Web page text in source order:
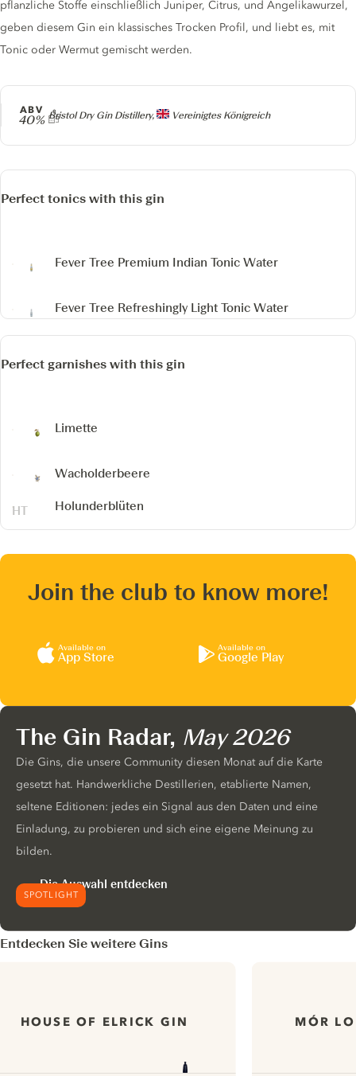
Producer
Bristol Dry Gin Distillery, Vereinigtes Königreich
ABV
40%
pflanzliche Stoffe einschließlich Juniper, Citrus, und Angelikawurzel,
geben diesem Gin ein klassisches Trocken Profil, und liebt es, mit
Tonic oder Wermut gemischt werden.
Perfect tonics with this gin
Fever Tree Premium Indian Tonic Water
Fever Tree Refreshingly Light Tonic Water
Perfect garnishes with this gin
Limette
Wacholderbeere
Holunderblüten
Join the club to know more!
Available on
App Store
Available on
Google Play
SPOTLIGHT
The Gin Radar, May 2026
Die Gins, die unsere Community diesen Monat auf die Karte
gesetzt hat. Handwerkliche Destillerien, etablierte Namen,
seltene Editionen: jedes ein Signal aus den Daten und eine
Einladung, zu probieren und sich eine eigene Meinung zu
bilden.
Die Auswahl entdecken
Entdecken Sie weitere Gins
HOUSE OF ELRICK GIN MÓR